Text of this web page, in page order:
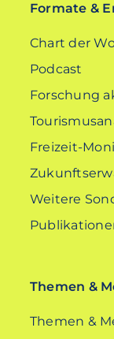
Formate &
Chart der
Podcast
Forschung
Freizeit-
Weitere
Themen &
Themen &